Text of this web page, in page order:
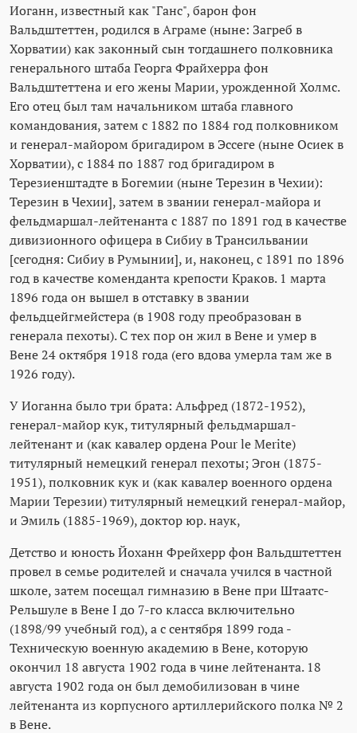
Иоганн, известный как "Ганс", барон фон
Вальдштеттен, родился в Аграме (ныне: Загреб в
Хорватии) как законный сын тогдашнего полковника
генерального штаба Георга Фрайхерра фон
Вальдштеттена и его жены Марии, урожденной Холмс.
Его отец был там начальником штаба главного
командования, затем с 1882 по 1884 год полковником
и генерал-майором бригадиром в Эссеге (ныне Осиек в
Хорватии), с 1884 по 1887 год бригадиром в
Терезиенштадте в Богемии (ныне Терезин в Чехии):
Терезин в Чехии], затем в звании генерал-майора и
фельдмаршал-лейтенанта с 1887 по 1891 год в качестве
дивизионного офицера в Сибиу в Трансильвании
[сегодня: Сибиу в Румынии], и, наконец, с 1891 по 1896
год в качестве коменданта крепости Краков. 1 марта
1896 года он вышел в отставку в звании
фельдцейгмейстера (в 1908 году преобразован в
генерала пехоты). С тех пор он жил в Вене и умер в
Вене 24 октября 1918 года (его вдова умерла там же в
1926 году).
У Иоганна было три брата: Альфред (1872-1952),
генерал-майор кук, титулярный фельдмаршал-
лейтенант и (как кавалер ордена Pour le Merite)
титулярный немецкий генерал пехоты; Эгон (1875-
1951), полковник кук и (как кавалер военного ордена
Марии Терезии) титулярный немецкий генерал-майор,
и Эмиль (1885-1969), доктор юр. наук,
Детство и юность Йоханн Фрейхерр фон Вальдштеттен
провел в семье родителей и сначала учился в частной
школе, затем посещал гимназию в Вене при Штаатс-
Рельшуле в Вене I до 7-го класса включительно
(1898/99 учебный год), а с сентября 1899 года -
Техническую военную академию в Вене, которую
окончил 18 августа 1902 года в чине лейтенанта. 18
августа 1902 года он был демобилизован в чине
лейтенанта из корпусного артиллерийского полка № 2
в Вене.